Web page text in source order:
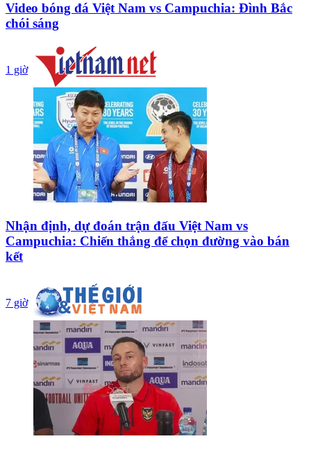
Video bóng đá Việt Nam vs Campuchia: Đình Bắc
chói sáng
1 giờ
Nhận định, dự đoán trận đấu Việt Nam vs
Campuchia: Chiến thắng để chọn đường vào bán
kết
7 giờ